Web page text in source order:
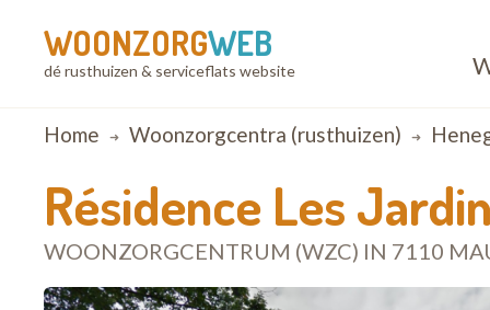
WOONZORGWEB
dé rusthuizen & serviceflats website
Breadcrumb
Home Woonzorgcentra (rusthuizen)
Résidence Les
WOONZORGCENTRUM (WZC) IN 7110